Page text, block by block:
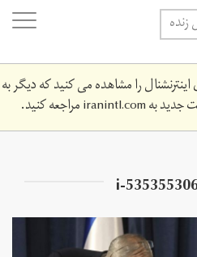
را مشاهده می کنید که دیگر به
جدید بهiranintl.comمراجعه کنید.
i-